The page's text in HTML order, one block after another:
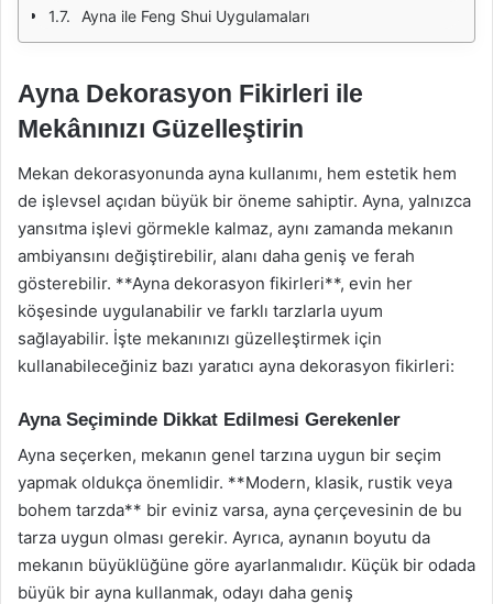
Ayna ile Feng Shui Uygulamaları
Ayna Dekorasyon Fikirleri ile
Mekânınızı Güzelleştirin
Mekan dekorasyonunda ayna kullanımı, hem estetik hem
de işlevsel açıdan büyük bir öneme sahiptir. Ayna, yalnızca
yansıtma işlevi görmekle kalmaz, aynı zamanda mekanın
ambiyansını değiştirebilir, alanı daha geniş ve ferah
gösterebilir. **Ayna dekorasyon fikirleri**, evin her
köşesinde uygulanabilir ve farklı tarzlarla uyum
sağlayabilir. İşte mekanınızı güzelleştirmek için
kullanabileceğiniz bazı yaratıcı ayna dekorasyon fikirleri:
Ayna Seçiminde Dikkat Edilmesi Gerekenler
Ayna seçerken, mekanın genel tarzına uygun bir seçim
yapmak oldukça önemlidir. **Modern, klasik, rustik veya
bohem tarzda** bir eviniz varsa, ayna çerçevesinin de bu
tarza uygun olması gerekir. Ayrıca, aynanın boyutu da
mekanın büyüklüğüne göre ayarlanmalıdır. Küçük bir odada
büyük bir ayna kullanmak, odayı daha geniş